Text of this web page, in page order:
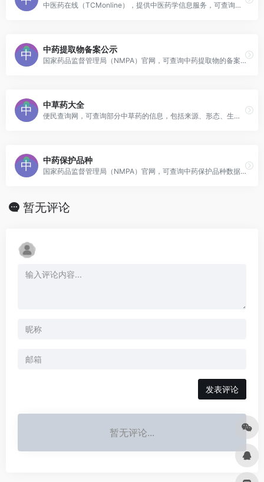
中医药在线（TCMonline），提供中医药学信息服务，可查询文献数据、疾病诊疗数据、方剂数据、国家标准数据等中医药知识。
中药提取物备案公示
国家药品监督管理局（NMPA）官网，可查询中药提取物的备案信息。
中草药大全
便民查询网，可查询部分中草药的信息，包括来源、形态、生境分布、栽培方法、功能主治、用法用量等信息。
中药保护品种
国家药品监督管理局（NMPA）官网，可查询中药保护品种数据。
暂无评论
发表评论
暂无评论...